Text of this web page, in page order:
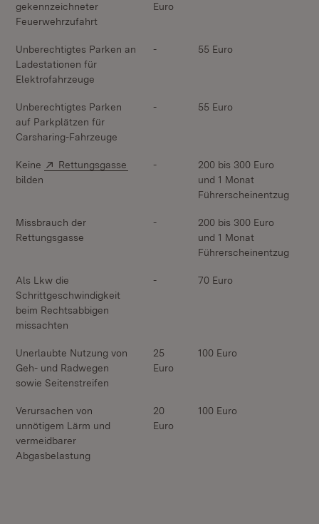
gekennzeichneter
Feuerwehrzufahrt
Euro
Unberechtigtes Parken an
Ladestationen für
Elektrofahrzeuge
- 55 Euro
Unberechtigtes Parken
auf Parkplätzen für
Carsharing-Fahrzeuge
- 55 Euro
Keine Extern:
Rettungsgasse (Öffnet in neuem Fenster)
bilden
-
200 bis 300 Euro
und 1 Monat
Führerscheinentzug
Missbrauch der
Rettungsgasse
-
200 bis 300 Euro
und 1 Monat
Führerscheinentzug
Als Lkw die
Schrittgeschwindigkeit
beim Rechtsabbigen
missachten
- 70 Euro
Unerlaubte Nutzung von
Geh- und Radwegen
sowie Seitenstreifen
25
Euro
100 Euro
Verursachen von
unnötigem Lärm und
vermeidbarer
Abgasbelastung
20
Euro
100 Euro